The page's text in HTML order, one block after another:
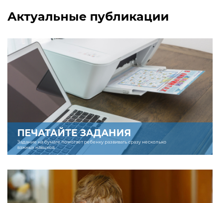
Актуальные публикации
ПЕЧАТАЙТЕ ЗАДАНИЯ
Задание на бумаге помогает ребенку развивать сразу несколько
важных навыков.